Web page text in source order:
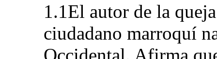
1.1El autor de la
ciudadano marroquí
Occidental. Afirma